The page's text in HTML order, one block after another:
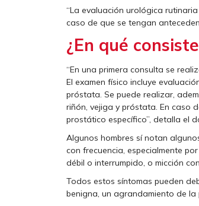
“La evaluación urológica
caso de que se tengan
¿En qué
“En una primera consulta se
El examen físico incluye
próstata. Se puede realizar,
riñón, vejiga y próstata. En caso
prostático específico”, detalla el
Algunos hombres sí notan
con frecuencia, especialmente
débil o interrumpido, o micción
Todos estos síntomas pueden
benigna, un agrandamiento de